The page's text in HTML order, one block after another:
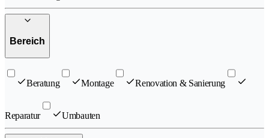
Bereich
Beratung Montage Renovation & Sanierung
Reparatur Umbauten